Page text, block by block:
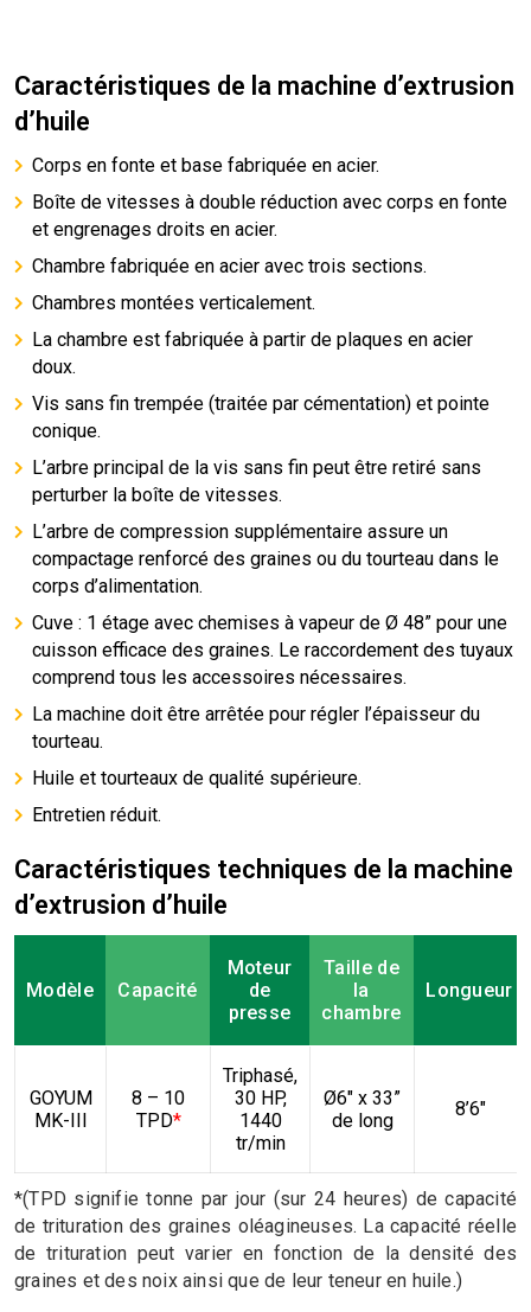
Caractéristiques de la machine d’extrusion
d’huile
Corps en fonte et base fabriquée en acier.
Boîte de vitesses à double réduction avec corps en fonte
et engrenages droits en acier.
Chambre fabriquée en acier avec trois sections.
Chambres montées verticalement.
La chambre est fabriquée à partir de plaques en acier
doux.
Vis sans fin trempée (traitée par cémentation) et pointe
conique.
L’arbre principal de la vis sans fin peut être retiré sans
perturber la boîte de vitesses.
L’arbre de compression supplémentaire assure un
compactage renforcé des graines ou du tourteau dans le
corps d’alimentation.
Cuve : 1 étage avec chemises à vapeur de Ø 48” pour une
cuisson efficace des graines. Le raccordement des tuyaux
comprend tous les accessoires nécessaires.
La machine doit être arrêtée pour régler l’épaisseur du
tourteau.
Huile et tourteaux de qualité supérieure.
Entretien réduit.
Caractéristiques techniques de la machine
d’extrusion d’huile
Modèle Capacité
Moteur
de
presse
Taille de
la
chambre
Longueur
GOYUM
MK-III
8 – 10
TPD*
Triphasé,
30 HP,
1440
tr/min
Ø6″ x 33”
de long
8’6″
*(TPD signifie tonne par jour (sur 24 heures) de capacité
de trituration des graines oléagineuses. La capacité réelle
de trituration peut varier en fonction de la densité des
graines et des noix ainsi que de leur teneur en huile.)